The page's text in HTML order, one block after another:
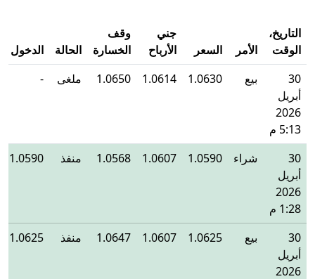
التاريخ،
الوقت
الأمر السعر
جني
الأرباح
وقف
الخسارة
الحالة
الدخول
30
أبريل
2026
5:13 م
بيع 1.0630
1.0614
1.0650 ملغى -
30
أبريل
2026
1:28 م
شراء 1.0590
1.0607
1.0568 منفذ 1.0590
30
أبريل
2026
بيع 1.0625
1.0607
1.0647 منفذ 1.0625